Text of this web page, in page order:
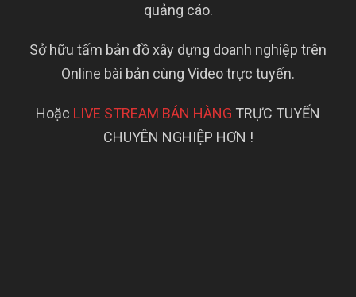
quảng cáo.
Sở hữu tấm bản đồ xây dựng doanh nghiệp trên
Online bài bản cùng Video trực tuyến.
Hoặc LIVE STREAM BÁN HÀNG TRỰC TUYẾN
CHUYÊN NGHIỆP HƠN !